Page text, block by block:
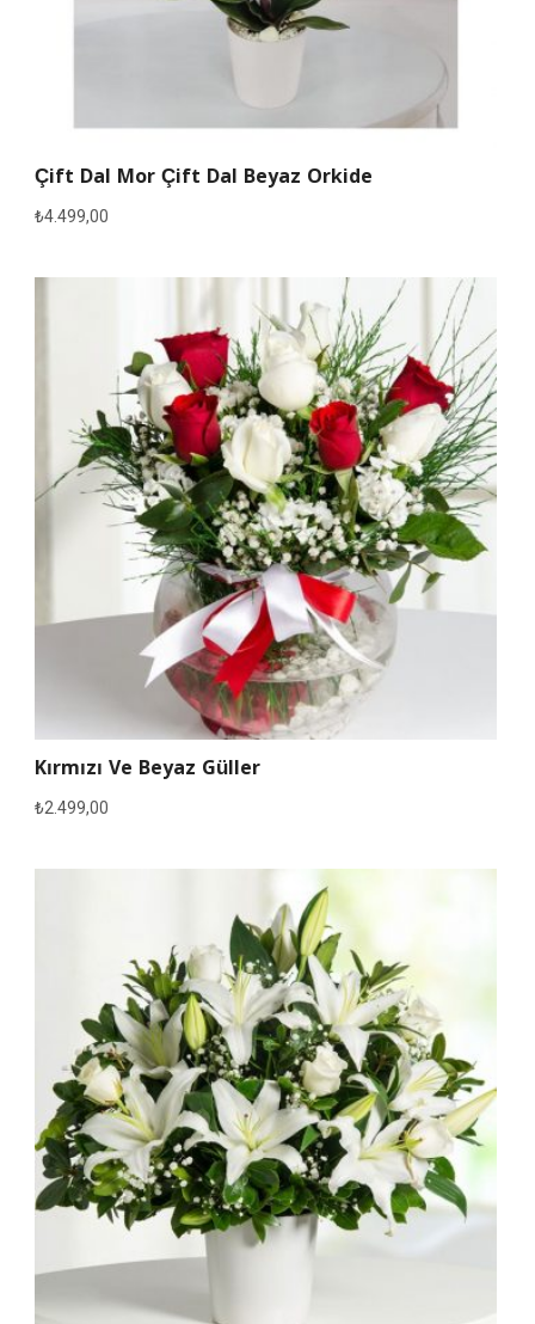
Çift Dal Mor Çift Dal Beyaz Orkide
₺4.499,00
Kırmızı Ve Beyaz Güller
₺2.499,00